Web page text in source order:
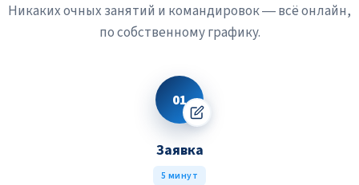
Никаких очных занятий и командировок — всё онлайн,
по собственному графику.
01
Заявка
5 минут